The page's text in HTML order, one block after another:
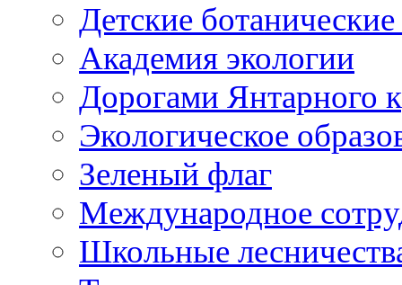
Детские
Академия экологии
Дорогами Янтарного
Экологическое
Зеленый флаг
Международное
Школьные